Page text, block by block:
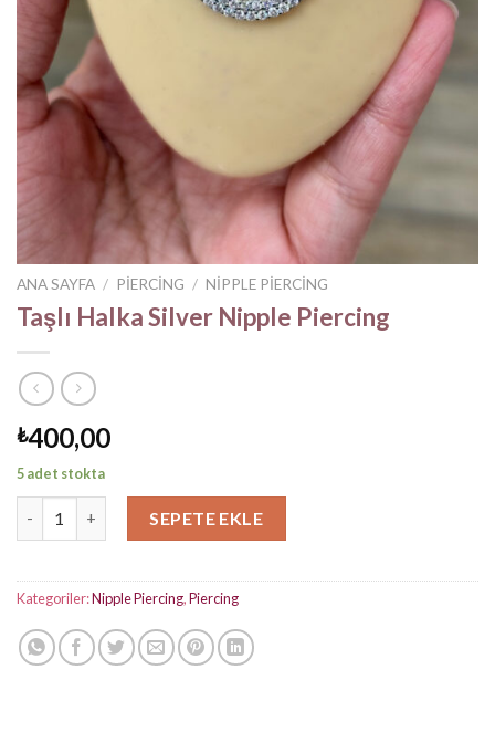
ANA SAYFA / PIERCING / NIPPLE PIERCING
Taşlı Halka Silver Nipple Piercing
₺400,00
5 adet stokta
SEPETE EKLE
Kategoriler:Nipple Piercing,Piercing